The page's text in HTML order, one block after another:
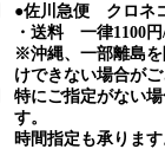
●佐川急便 クロネ
・送料 一律1100
※沖縄、一部離島
けできない場合が
特にご指定がない
す。
時間指定も承りま